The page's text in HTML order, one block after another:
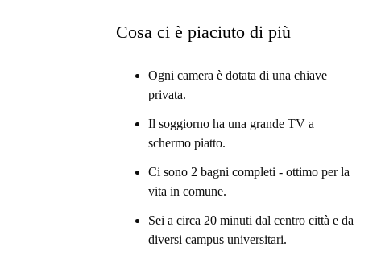
Cosa ci è piaciuto di più
Ogni camera è dotata di una chiave
privata.
Il soggiorno ha una grande TV a
schermo piatto.
Ci sono 2 bagni completi - ottimo per la
vita in comune.
Sei a circa 20 minuti dal centro città e da
diversi campus universitari.